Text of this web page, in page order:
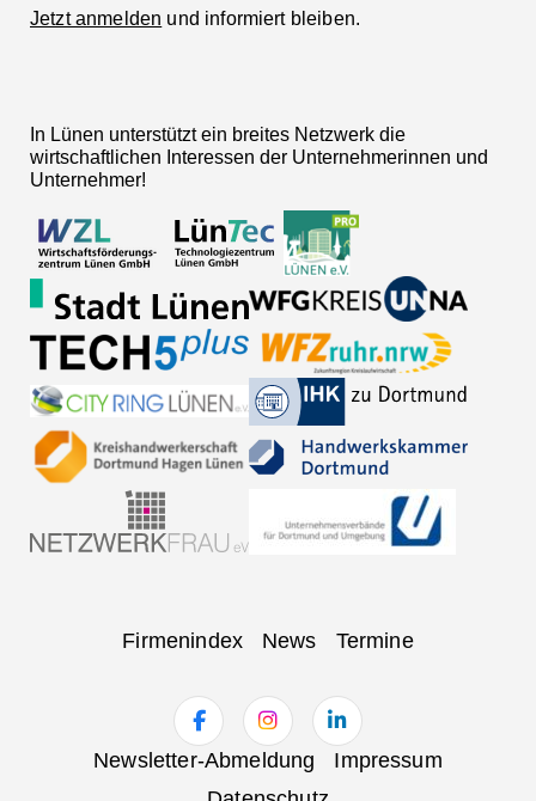
Jetzt anmelden und informiert bleiben.
In Lünen unterstützt ein breites Netzwerk die
wirtschaftlichen Interessen der Unternehmerinnen und
Unternehmer!
Firmenindex News Termine
NavigationNewsletter-Abmeldung
Impressum